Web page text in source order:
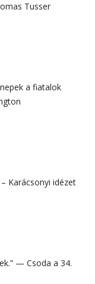
Tusser
a fiatalok
Karácsonyi idézet
— Csoda a 34.